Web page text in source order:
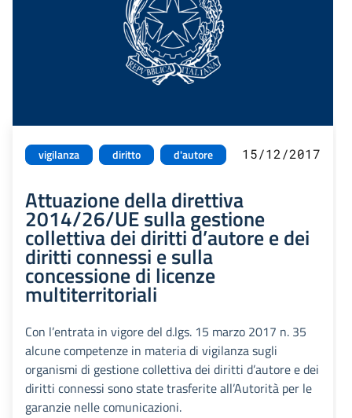
vigilanza diritto d'autore 15/12/2017
Attuazione della direttiva
2014/26/UE sulla gestione
collettiva dei diritti d’autore e dei
diritti connessi e sulla
concessione di licenze
multiterritoriali
Con l’entrata in vigore del d.lgs. 15 marzo 2017 n. 35
alcune competenze in materia di vigilanza sugli
organismi di gestione collettiva dei diritti d’autore e dei
diritti connessi sono state trasferite all’Autorità per le
garanzie nelle comunicazioni.